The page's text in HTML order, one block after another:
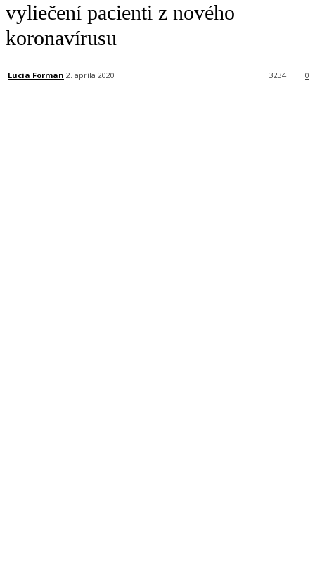
vyliečení pacienti z nového
koronavírusu
Lucia Forman 2. apríla 2020 0
3234